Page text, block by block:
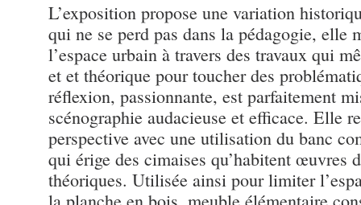
L’exposition propose une variation
qui ne se perd pas dans la pédagogie, elle
l’espace urbain à travers des travaux qui
et et théorique pour toucher des
réflexion, passionnante, est parfaitement
scénographie audacieuse et efficace. Elle
perspective avec une utilisation du banc
qui érige des cimaises qu’habitent œuvres
théoriques. Utilisée ainsi pour limiter